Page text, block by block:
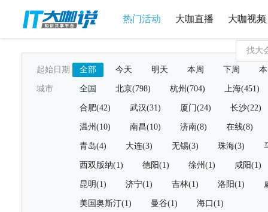
热门活动 大咖直播 大咖视频
起始日期 全部 今天 明天 本周 下周
城市 全国 北京(798) 杭州(704) 上海(451)
合肥(42) 武汉(31) 厦门(24) 长沙(22)
温州(10) 南昌(10) 济南(8) 在线(8)
青岛(4) 大连(3) 无锡(3) 珠海(3)
西双版纳(1) 德阳(1) 徐州(1) 咸阳(1)
昆明(1) 济宁(1) 吉林(1) 洛阳(1)
美国奥斯汀(1) 曼谷(1) 海口(1)